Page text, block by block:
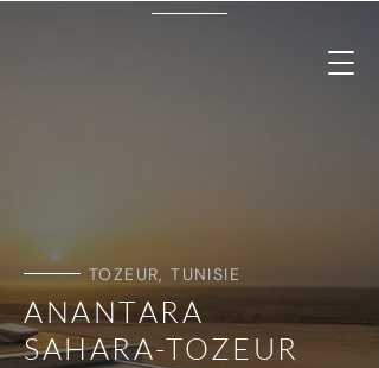
TOZEUR, TUNISIE
ANANTARA
SAHARA-TOZEUR